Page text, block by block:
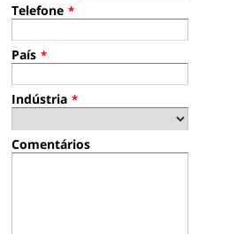
Telefone *
País *
Indústria *
Comentários